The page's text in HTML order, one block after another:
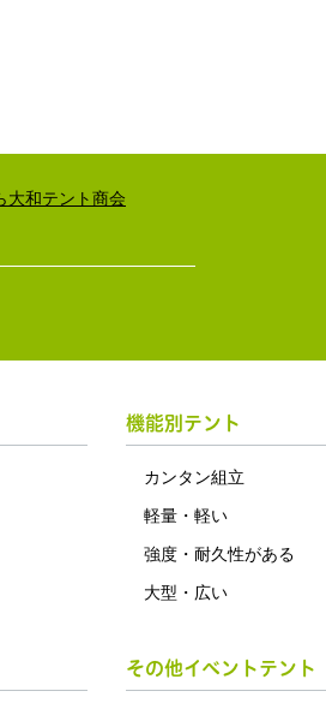
機能別テント
カンタン組立
軽量・軽い
強度・耐久性がある
大型・広い
その他イベントテント